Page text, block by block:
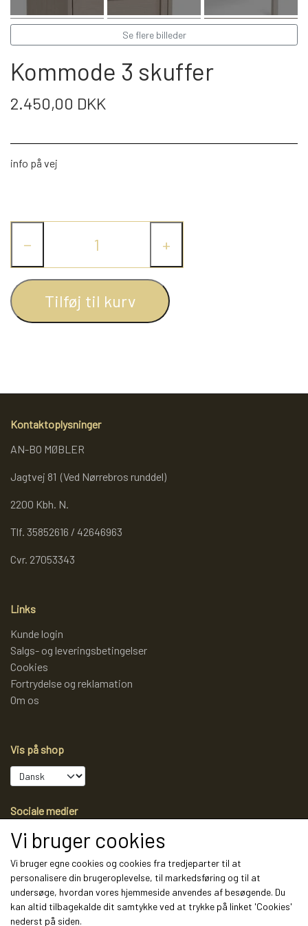
REOLER
REOL MISTRAL
REOL SIGN
BOGREOLER 40 CM DYBDE
REOLSÆT
SPEJLE
BELYSNING
VÆGPANELER
BELYSNING
VÆGPANELER
VÆGPANELER
SPEJLE
SPEJLE
PARKERING
MONTERING & LEVERING
Se flere billeder
Kommode 3 skuffer
2.450,00 DKK
info på vej
− +
Tilføj til kurv
Kontaktoplysninger
AN-BO MØBLER
Jagtvej 81 (Ved Nørrebros runddel)
2200 Kbh. N.
Tlf. 35852616 / 42646963
Cvr. 27053343
Links
Kunde login
Salgs- og leveringsbetingelser
Cookies
Fortrydelse og reklamation
Om os
Vis på shop
Sociale medier
Modtag vores nyhedsbrev via e-mail
Tilmeld
Vi bruger cookies
Vi bruger egne cookies og cookies fra tredjeparter til at
personalisere din brugeroplevelse, til markedsføring og til at
undersøge, hvordan vores hjemmeside anvendes af besøgende. Du
kan altid tilbagekalde dit samtykke ved at trykke på linket 'Cookies'
nederst på siden.